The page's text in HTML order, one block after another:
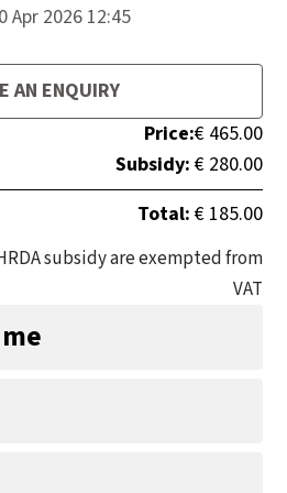
περιβάλλον, η ικανότητα
Apr 2026 12:45
AN ENQUIRY
Price:€ 465.00
Subsidy: € 280.00
Total: € 185.00
subsidy are exempted from
VAT